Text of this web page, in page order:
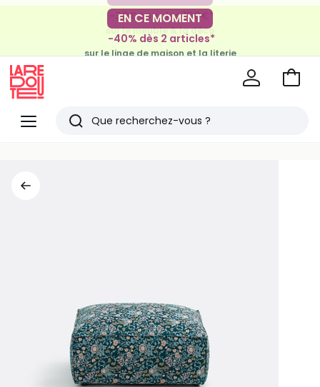
-30€ tous les 100€*
sur le meuble & la déco
EN CE MOMENT
-40% dès 2 articles*
sur le linge de maison et la literie
Menu
Redoute
Rechercher
Voir